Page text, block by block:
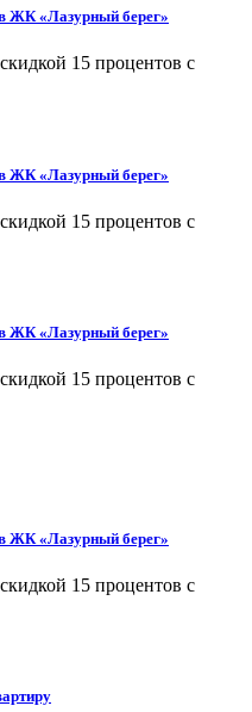
ЖК «Лазурный берег»
15 процентов с
ЖК «Лазурный берег»
15 процентов с
ЖК «Лазурный берег»
15 процентов с
ЖК «Лазурный берег»
15 процентов с